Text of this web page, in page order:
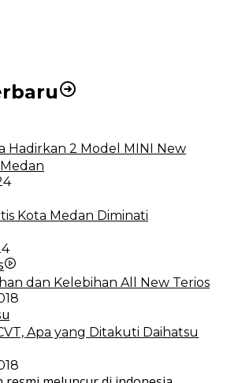
Hadirkan 2 Model MINI New
Kota Medan Diminati
dan Kelebihan All New Terios
Apa yang Ditakuti Daihatsu